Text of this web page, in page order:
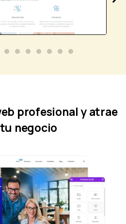
profesional y atrae
negocio